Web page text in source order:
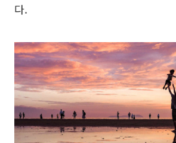
다.